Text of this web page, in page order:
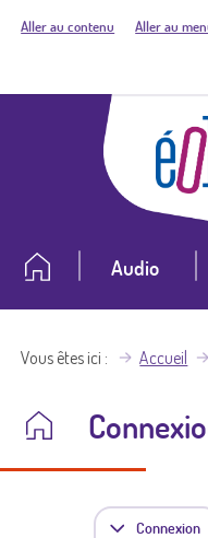
Aller au contenu Aller au
Audio
Vous êtes ici Accueil
Connexion(